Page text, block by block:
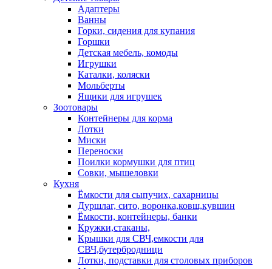
Адаптеры
Ванны
Горки, сидения для купания
Горшки
Детская мебель, комоды
Игрушки
Каталки, коляски
Мольберты
Ящики для игрушек
Зоотовары
Контейнеры для корма
Лотки
Миски
Переноски
Поилки кормушки для птиц
Совки, мышеловки
Кухня
Ёмкости для сыпучих, сахарницы
Дуршлаг, сито, воронка,ковш,кувшин
Ёмкости, контейнеры, банки
Кружки,стаканы,
Крышки для СВЧ,емкости для
СВЧ,бутербродници
Лотки, подставки для столовых приборов